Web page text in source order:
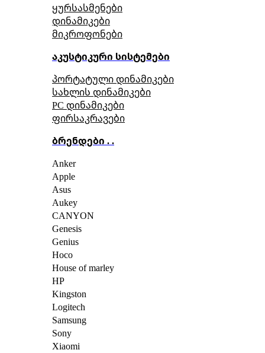
ყურსასმენები
დინამიკები
მიკროფონები
აკუსტიკური სისტემები
პორტატული დინამიკები
სახლის დინამიკები
PC დინამიკები
ფირსაკრავები
ბრენდები . .
Anker
Apple
Asus
Aukey
CANYON
Genesis
Genius
Hoco
House of marley
HP
Kingston
Logitech
Samsung
Sony
Xiaomi